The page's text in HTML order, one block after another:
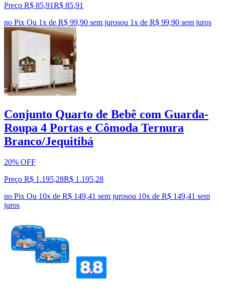
Preço R$ 85,91R$ 85,91
no Pix Ou 1x de R$ 99,90 sem jurosou 1x de R$ 99,90 sem juros
Conjunto Quarto de Bebê com Guarda-
Roupa 4 Portas e Cômoda Ternura
Branco/Jequitibá
20% OFF
Preço R$ 1.195,28R$ 1.195,28
no Pix Ou 10x de R$ 149,41 sem jurosou 10x de R$ 149,41 sem
juros